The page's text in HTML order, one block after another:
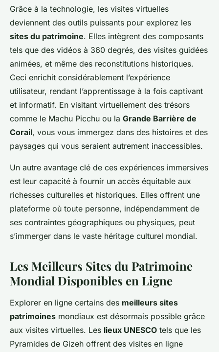
Grâce à la technologie, les visites virtuelles
deviennent des outils puissants pour explorez les
sites du patrimoine. Elles intègrent des composants
tels que des vidéos à 360 degrés, des visites guidées
animées, et même des reconstitutions historiques.
Ceci enrichit considérablement l’expérience
utilisateur, rendant l’apprentissage à la fois captivant
et informatif. En visitant virtuellement des trésors
comme le Machu Picchu ou la Grande Barrière de
Corail, vous vous immergez dans des histoires et des
paysages qui vous seraient autrement inaccessibles.
Un autre avantage clé de ces expériences immersives
est leur capacité à fournir un accès équitable aux
richesses culturelles et historiques. Elles offrent une
plateforme où toute personne, indépendamment de
ses contraintes géographiques ou physiques, peut
s’immerger dans le vaste héritage culturel mondial.
Les Meilleurs Sites du Patrimoine
Mondial Disponibles en Ligne
Explorer en ligne certains des meilleurs sites
patrimoines mondiaux est désormais possible grâce
aux visites virtuelles. Les lieux UNESCO tels que les
Pyramides de Gizeh offrent des visites en ligne